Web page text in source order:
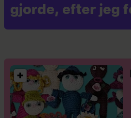
gjorde, efter jeg